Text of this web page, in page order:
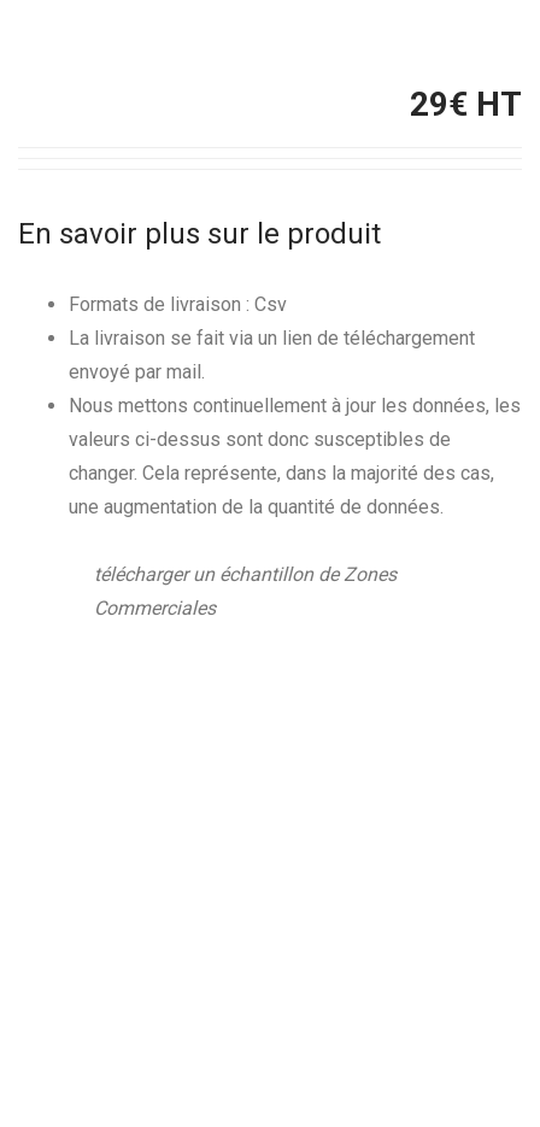
29€ HT
En savoir plus sur le produit
Formats de livraison : Csv
La livraison se fait via un lien de téléchargement
envoyé par mail.
Nous mettons continuellement à jour les données, les
valeurs ci-dessus sont donc susceptibles de
changer. Cela représente, dans la majorité des cas,
une augmentation de la quantité de données.
télécharger un échantillon de Zones
Commerciales